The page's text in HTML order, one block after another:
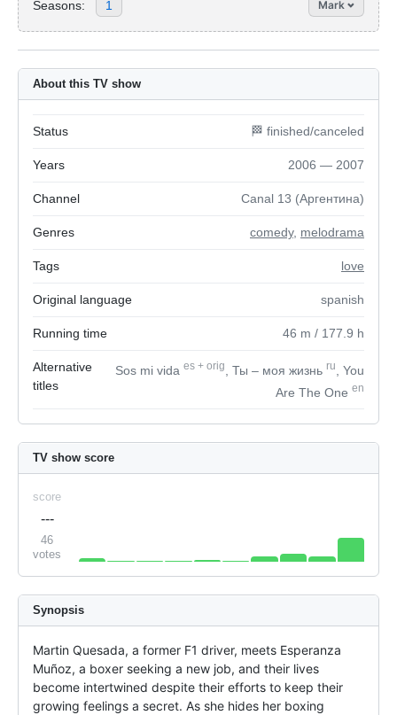
Seasons: 1 Mark
About this TV show
Status 🏁 finished/canceled
Years 2006 — 2007
Channel Canal 13 (Аргентина)
Genres comedy, melodrama
Tags love
Original language spanish
Running time 46 m / 177.9 h
Alternative
titles
Sos mi vida es + orig , Ты – моя жизнь ru
, You
Are The One en
TV show score
score
---
46
votes
Synopsis
Martin Quesada, a former F1 driver, meets Esperanza
Muñoz, a boxer seeking a new job, and their lives
become intertwined despite their efforts to keep their
growing feelings a secret. As she hides her boxing